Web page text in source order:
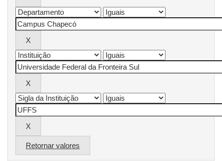
Retornar valores